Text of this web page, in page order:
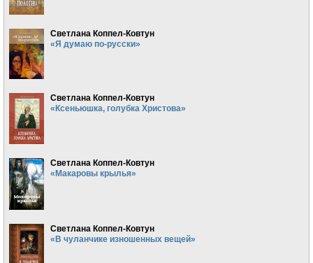
Светлана Коппел-Ковтун
«Я думаю по-русски»
Светлана Коппел-Ковтун
«Ксеньюшка, голубка Христова»
Светлана Коппел-Ковтун
«Макаровы крылья»
Светлана Коппел-Ковтун
«В чуланчике изношенных вещей»